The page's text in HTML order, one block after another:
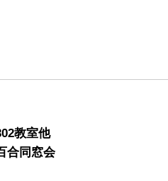
教室他
合同窓会